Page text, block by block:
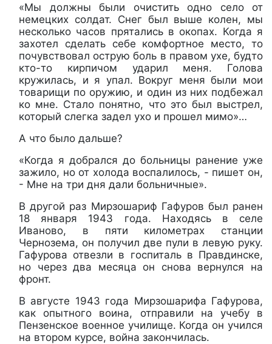
«Мы должны были очистить одно село от
немецких солдат. Снег был выше колен, мы
несколько часов прятались в окопах. Когда я
захотел сделать себе комфортное место, то
почувствовал острую боль в правом ухе, будто
кто-то кирпичом ударил меня. Голова
кружилась, и я упал. Вокруг меня были мои
товарищи по оружию, и один из них подбежал
ко мне. Стало понятно, что это был выстрел,
который слегка задел ухо и прошел мимо»…
А что было дальше?
«Когда я добрался до больницы ранение уже
зажило, но от холода воспалилось, - пишет он,
- Мне на три дня дали больничные».
В другой раз Мирзошариф Гафуров был ранен
18 января 1943 года. Находясь в селе
Иваново, в пяти километрах станции
Чернозема, он получил две пули в левую руку.
Гафурова отвезли в госпиталь в Правдинске,
но через два месяца он снова вернулся на
фронт.
В августе 1943 года Мирзошарифа Гафурова,
как опытного воина, отправили на учебу в
Пензенское военное училище. Когда он учился
на втором курсе, война закончилась.